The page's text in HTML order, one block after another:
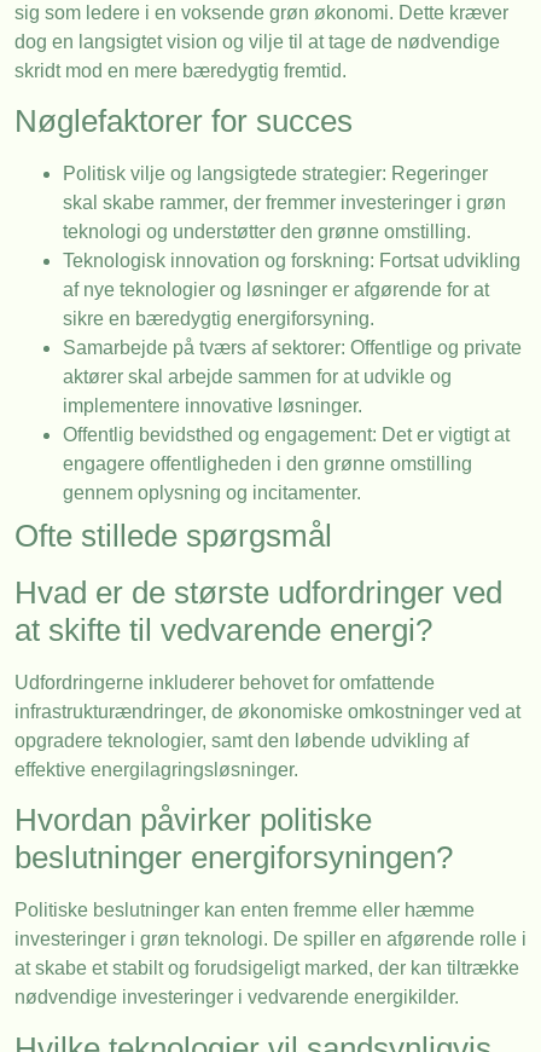
sig som ledere i en voksende grøn økonomi. Dette kræver
dog en langsigtet vision og vilje til at tage de nødvendige
skridt mod en mere bæredygtig fremtid.
Nøglefaktorer for succes
Politisk vilje og langsigtede strategier: Regeringer
skal skabe rammer, der fremmer investeringer i grøn
teknologi og understøtter den grønne omstilling.
Teknologisk innovation og forskning: Fortsat udvikling
af nye teknologier og løsninger er afgørende for at
sikre en bæredygtig energiforsyning.
Samarbejde på tværs af sektorer: Offentlige og private
aktører skal arbejde sammen for at udvikle og
implementere innovative løsninger.
Offentlig bevidsthed og engagement: Det er vigtigt at
engagere offentligheden i den grønne omstilling
gennem oplysning og incitamenter.
Ofte stillede spørgsmål
Hvad er de største udfordringer ved
at skifte til vedvarende energi?
Udfordringerne inkluderer behovet for omfattende
infrastrukturændringer, de økonomiske omkostninger ved at
opgradere teknologier, samt den løbende udvikling af
effektive energilagringsløsninger.
Hvordan påvirker politiske
beslutninger energiforsyningen?
Politiske beslutninger kan enten fremme eller hæmme
investeringer i grøn teknologi. De spiller en afgørende rolle i
at skabe et stabilt og forudsigeligt marked, der kan tiltrække
nødvendige investeringer i vedvarende energikilder.